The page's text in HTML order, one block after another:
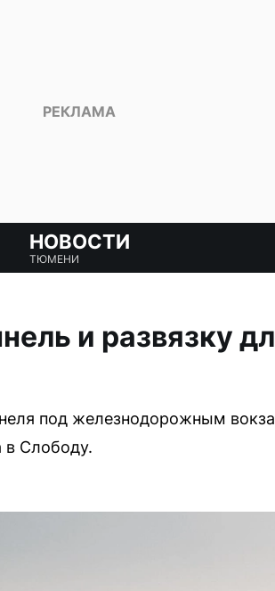
НОВОСТИ
ТЮМЕНИ
и развязку
под железнодорожным
в Слободу.